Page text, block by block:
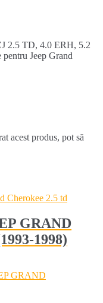
2.5 TD, 4.0 ERH, 5.2
Jeep Grand
acest produs, pot să
GRAND
1998)